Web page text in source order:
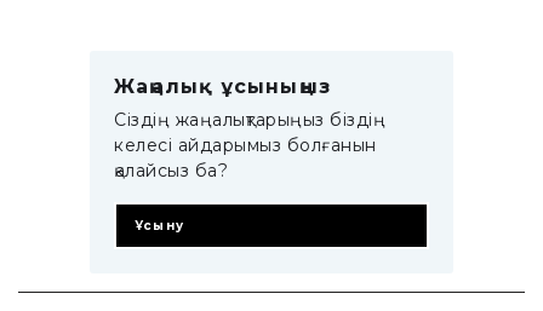
Жаңалық ұсыныңыз
Сіздің жаңалықтарыңыз біздің
келесі айдарымыз болғанын
қалайсыз ба?
Ұсыну